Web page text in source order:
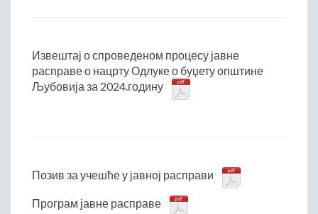
Извештај о спроведеном процесу јавне
расправе о нацрту Одлуке о буџету општине
Љубовија за 2024.годину
Позив за учешће у јавној расправи
Програм јавне расправе